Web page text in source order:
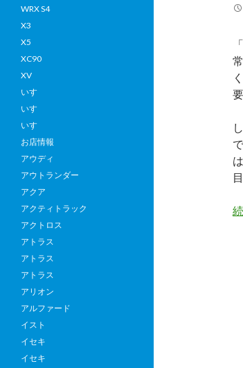
WRX S4
X3
X5
XC90
XV
いすゞ
いすゞ
いすゞ
お店情報
アウディ
アウトランダー
アクア
アクティトラック
アクトロス
アトラス
アトラス
アトラス
アリオン
アルファード
イスト
イセキ
イセキ